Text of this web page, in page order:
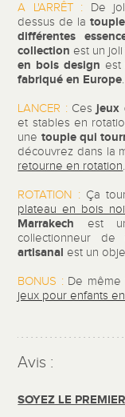
A L'ARRÊT : De
dessus de la
différentes
collectionest un
en bois design est
fabriqué en Europe.
LANCER :Ces jeux
et stables en
une toupie qui
découvrez dans la
retourne en rotation.
ROTATION :Ça
plateau en bois
Marrakech est
collectionneur
artisanal est un
BONUS : De
jeux pour enfants
Avis :
SOYEZ LE